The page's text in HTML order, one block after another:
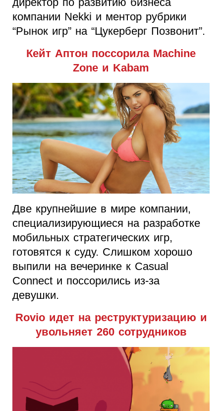
компании Nekki и ментор рубрики
“Рынок игр” на “Цукерберг Позвонит”.
Кейт Аптон поссорила Machine
Zone и Kabam
Две крупнейшие в мире компании,
специализирующиеся на разработке
мобильных стратегических игр,
готовятся к суду. Слишком хорошо
выпили на вечеринке к Casual
Connect и поссорились из-за
девушки.
Rovio идет на реструктуризацию и
увольняет 260 сотрудников